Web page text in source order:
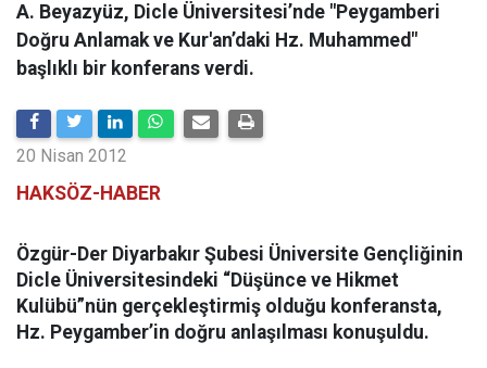
A. Beyazyüz, Dicle Üniversitesi’nde "Peygamberi
Doğru Anlamak ve Kur'an’daki Hz. Muhammed"
başlıklı bir konferans verdi.
20 Nisan 2012
HAKSÖZ-HABER
Özgür-Der Diyarbakır Şubesi Üniversite Gençliğinin
Dicle Üniversitesindeki “Düşünce ve Hikmet
Kulübü”nün gerçekleştirmiş olduğu konferansta,
Hz. Peygamber’in doğru anlaşılması konuşuldu.